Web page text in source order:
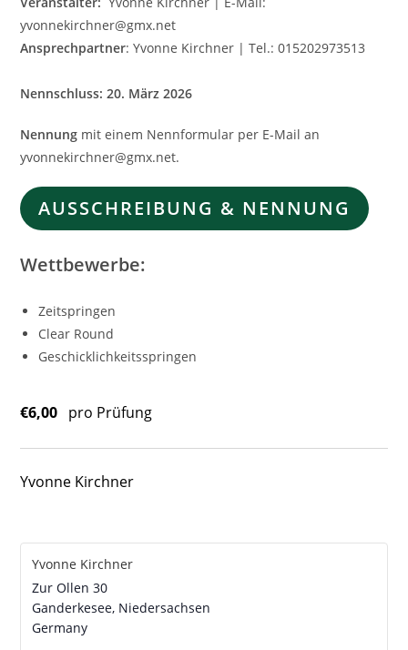
yvonnekirchner@gmx.net
Ansprechpartner: Yvonne Kirchner | Tel.: 015202973513
Nennschluss: 20. März 2026
Nennung mit einem Nennformular per E-Mail an
yvonnekirchner@gmx.net.
AUSSCHREIBUNG & NENNUNG
Wettbewerbe:
Zeitspringen
Clear Round
Geschicklichkeitsspringen
€6,00 pro Prüfung
Yvonne Kirchner
Yvonne Kirchner
Zur Ollen 30
Ganderkesee, Niedersachsen
Germany